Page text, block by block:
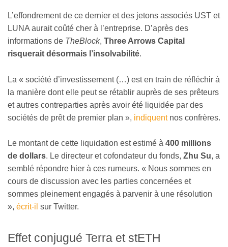
L’effondrement de ce dernier et des jetons associés UST et
LUNA aurait coûté cher à l’entreprise. D’après des
informations de TheBlock, Three Arrows Capital
risquerait désormais l’insolvabilité.
La « société d’investissement (…) est en train de réfléchir à
la manière dont elle peut se rétablir auprès de ses prêteurs
et autres contreparties après avoir été liquidée par des
sociétés de prêt de premier plan », indiquentnos confrères.
Le montant de cette liquidation est estimé à 400 millions
de dollars. Le directeur et cofondateur du fonds, Zhu Su, a
semblé répondre hier à ces rumeurs. « Nous sommes en
cours de discussion avec les parties concernées et
sommes pleinement engagés à parvenir à une résolution
», écrit-il sur Twitter.
Effet conjugué Terra et stETH